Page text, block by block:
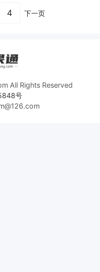
4 下一页
All Rights Reserved
号